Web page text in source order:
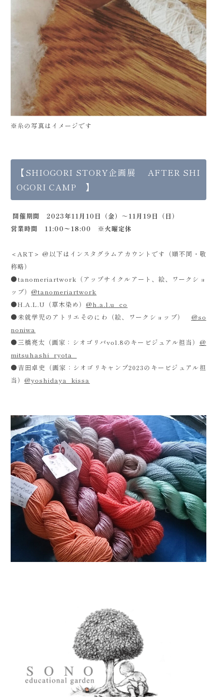
※糸の写真はイメージです
【SHIOGORI STORY企画展 AFTER SHI
OGORI CAMP 】
開催期間 2023年11月10日（金）～11月19日（日）
営業時間 11:00〜18:00 ※火曜定休
＜ART＞ @以下はインスタグラムアカウントです（順不同・敬
称略）
●tanomeriartwork（アップサイクルアート、絵、ワークショ
ップ） @tanomeriartwork
●H.A.L.U（草木染め） @h.a.l.u_co
●未就学児のアトリエそのにわ（絵、ワークショップ） @so
noniwa
●三橋亮太（画家：シオゴリバvol.8のキービジュアル担当） @
mitsuhashi_ryota_
●吉田卓史（画家：シオゴリキャンプ2023のキービジュアル担
当） @yoshidaya_kissa